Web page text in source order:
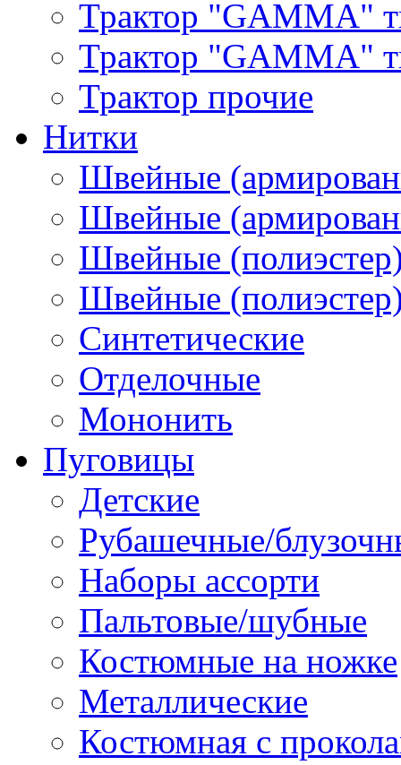
Трактор "GAMMA"
Трактор "GAMMA"
Трактор прочие
Нитки
Швейные
Швейные
Швейные
Швейные
Синтетические
Отделочные
Мононить
Пуговицы
Детские
Рубашечные/
Наборы ассорти
Пальтовые/шубные
Костюмные на ножке
Металлические
Костюмная с